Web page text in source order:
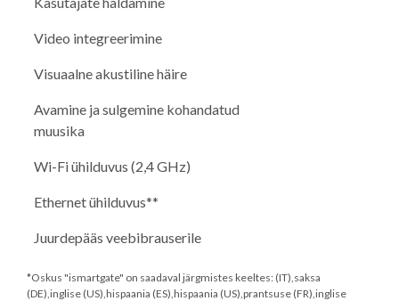
Video integreerimine
Visuaalne akustiline häire
Avamine ja sulgemine kohandatud
muusika
Wi-Fi ühilduvus (2,4 GHz)
Ethernet ühilduvus**
Juurdepääs veebibrauserile
*Oskus "ismartgate" on saadaval järgmistes keeltes: (IT),saksa
(DE),inglise (US),hispaania (ES),hispaania (US),prantsuse (FR),inglise